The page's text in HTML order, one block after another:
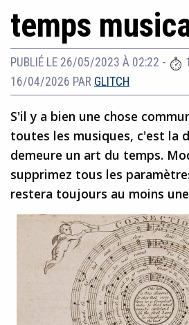
temps
PUBLIÉ LE 26/05/2023 À 02:22 -
16/04/2026 PAR GLITCH
S'il y a bien une chose
toutes les musiques, c'est la
demeure un art du temps.
supprimez tous les
restera toujours au moins